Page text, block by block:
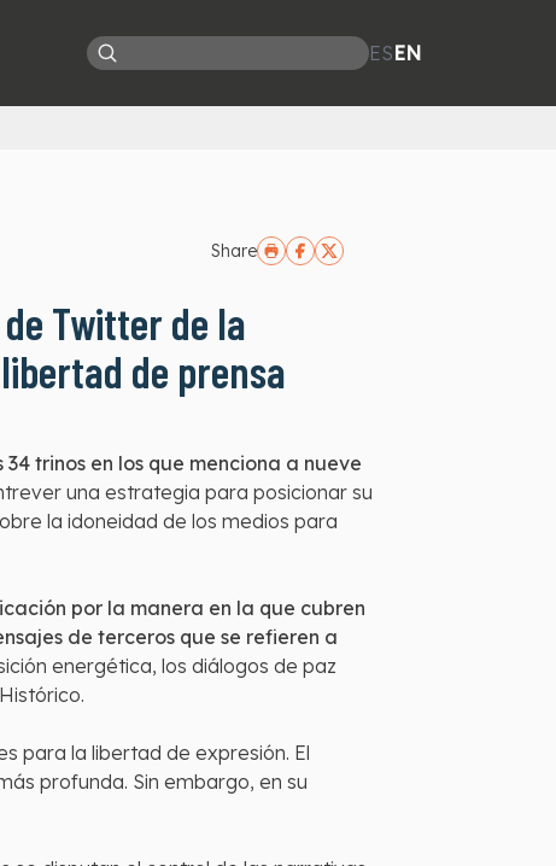
ESEN
Share
Twitter de la
de prensa
trinos en los que menciona a nueve
una estrategia para posicionar su
la idoneidad de los medios para
por la manera en la que cubren
de terceros que se refieren a
energética, los diálogos de paz
para la libertad de expresión. El
profunda. Sin embargo, en su